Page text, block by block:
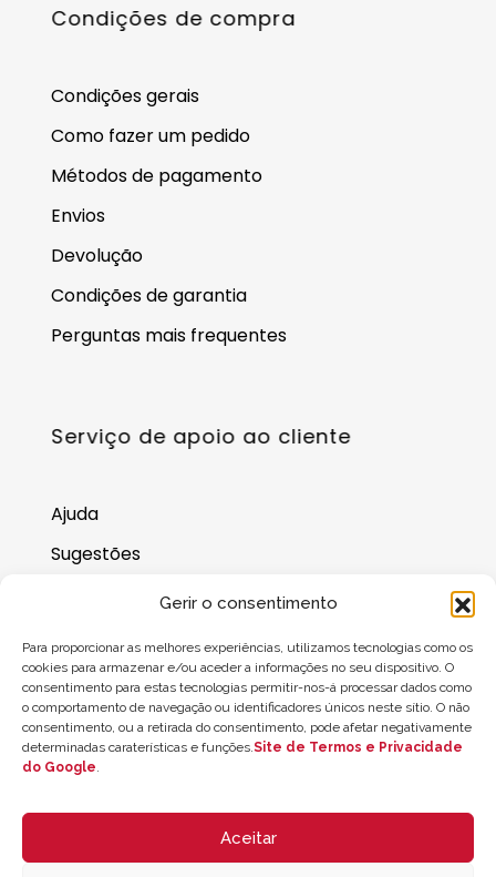
Gerir o consentimento
Para proporcionar as melhores experiências, utilizamos tecnologias como os
cookies para armazenar e/ou aceder a informações no seu dispositivo. O
consentimento para estas tecnologias permitir-nos-á processar dados como
o comportamento de navegação ou identificadores únicos neste sítio. O não
consentimento, ou a retirada do consentimento, pode afetar negativamente
determinadas caraterísticas e funções.Site de Termos e Privacidade
do Google.
Aceitar
Condições de compra
Condições gerais
Como fazer um pedido
Métodos de pagamento
Envios
Devolução
Condições de garantia
Perguntas mais frequentes
Serviço de apoio ao cliente
Ajuda
Sugestões
Onde nos encontrar